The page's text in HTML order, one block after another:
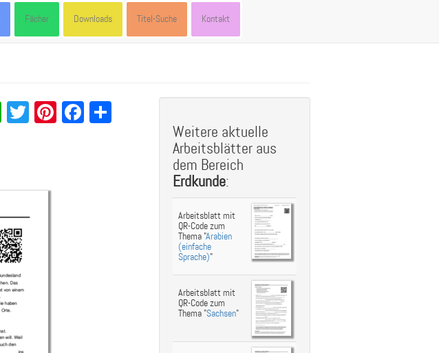
Fächer Downloads Titel-Suche Kontakt
WhatsApp
Twitter
Pinterest
Facebook
Share
Weitere aktuelle
Arbeitsblätter aus
dem Bereich
Erdkunde:
Arbeitsblatt mit
QR-Code zum
Thema "Arabien
(einfache
Sprache)"
Arbeitsblatt mit
QR-Code zum
Thema "Sachsen"